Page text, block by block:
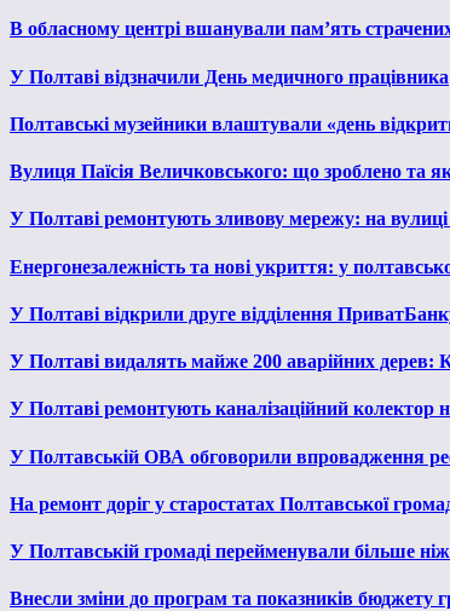
В обласному центрі вшанували пам’ять
У Полтаві відзначили День медичного працівника
Полтавські музейники влаштували «день
Вулиця Паїсія Величковського: що зроблено та
У Полтаві ремонтують зливову мережу: на
Енергонезалежність та нові укриття: у
У Полтаві відкрили друге відділення
У Полтаві видалять майже 200 аварійних дерев:
У Полтаві ремонтують каналізаційний колектор
У Полтавській ОВА обговорили впровадження
На ремонт доріг у старостатах Полтавської
У Полтавській громаді перейменували більше ніж
Внесли зміни до програм та показників бюджету